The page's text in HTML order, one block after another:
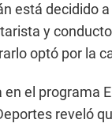
está decidido
y
optó por la
el programa
reveló